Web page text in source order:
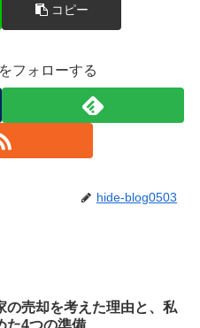
コピー
フォローする
hide-blog0503
の売却を考えた理由と、私
た4つの準備